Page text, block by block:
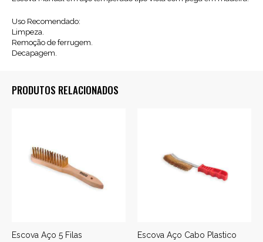
Uso Recomendado:
Limpeza.
Remoção de ferrugem.
Decapagem.
PRODUTOS RELACIONADOS
Escova Aço 5 Filas Escova Aço Cabo Plastico